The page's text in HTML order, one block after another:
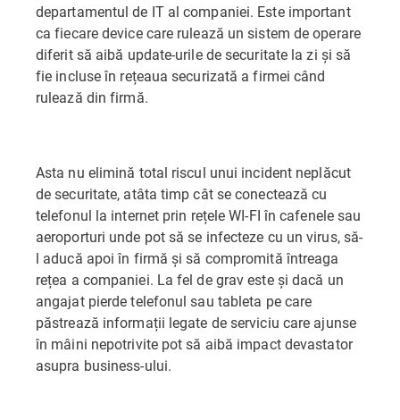
departamentul de IT al companiei. Este important
ca fiecare device care rulează un sistem de operare
diferit să aibă update-urile de securitate la zi și să
fie incluse în rețeaua securizată a firmei când
rulează din firmă.
Asta nu elimină total riscul unui incident neplăcut
de securitate, atâta timp cât se conectează cu
telefonul la internet prin rețele WI-FI în cafenele sau
aeroporturi unde pot să se infecteze cu un virus, să-
l aducă apoi în firmă și să compromită întreaga
rețea a companiei. La fel de grav este și dacă un
angajat pierde telefonul sau tableta pe care
păstrează informații legate de serviciu care ajunse
în mâini nepotrivite pot să aibă impact devastator
asupra business-ului.